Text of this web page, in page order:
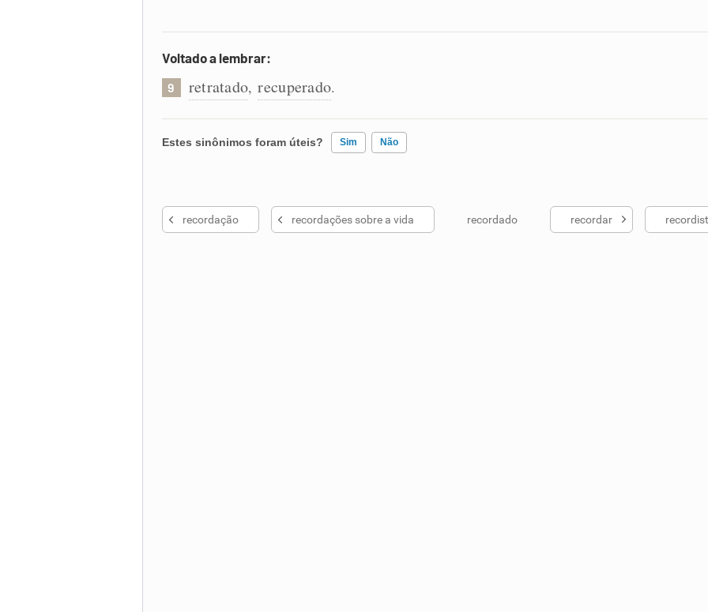
Voltado a lembrar:
9 retratado, recuperado.
Estes sinônimos foram úteis? Sim Não
Nenhum dos sinônimos apresentados me ajudou
recordação recordações sobre a vida recordado recordar